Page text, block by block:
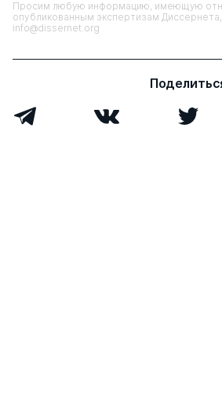
Просим любую информацию, имеющую
опубликованным экспертизам
info@dissernet.org